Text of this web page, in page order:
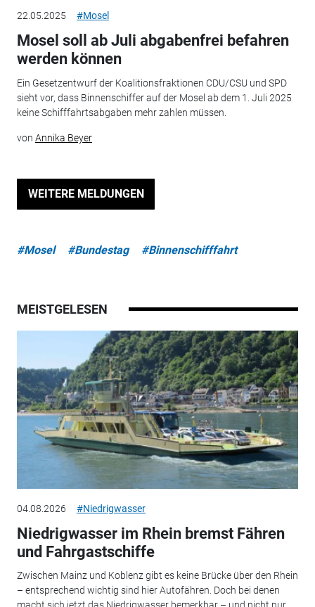
22.05.2025 #Mosel
Mosel soll ab Juli abgabenfrei befahren
werden können
Ein Gesetzentwurf der Koalitionsfraktionen CDU/CSU und SPD
sieht vor, dass Binnenschiffer auf der Mosel ab dem 1. Juli 2025
keine Schifffahrtsabgaben mehr zahlen müssen.
von Annika Beyer
WEITERE MELDUNGEN
#Mosel #Bundestag #Binnenschifffahrt
MEISTGELESEN
04.08.2026 #Niedrigwasser
Niedrigwasser im Rhein bremst Fähren
und Fahrgastschiffe
Zwischen Mainz und Koblenz gibt es keine Brücke über den Rhein
– entsprechend wichtig sind hier Autofähren. Doch bei denen